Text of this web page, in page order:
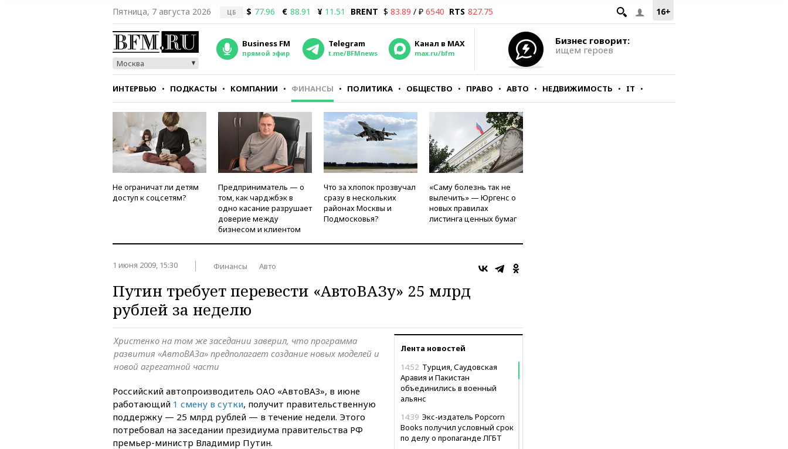
16+
Пятница, 7 августа 2026 ЦБ $ 77.96 € 88.91 ¥ 11.51 BRENT $ 83.89 / ₽ 6540 RTS 827.75
Москва
Business FM
прямой эфир
Telegram
t.me/BFMnews
Канал в MAX
max.ru/bfm
Бизнес говорит:
ищем героев
ИНТЕРВЬЮ ПОДКАСТЫ КОМПАНИИ ФИНАНСЫ ПОЛИТИКА ОБЩЕСТВО ПРАВО АВТО НЕДВИЖИМОСТЬ IT
СТИЛЬ ТЕСТЫ
Не ограничат ли детям
доступ к соцсетям?
Предприниматель — о
том, как чарджбэк в
одно касание разрушает
доверие между
бизнесом и клиентом
Что за хлопок прозвучал
сразу в нескольких
районах Москвы и
Подмосковья?
«Саму болезнь так не
вылечить» — Юргенс о
новых правилах
листинга ценных бумаг
1 июня 2009, 15:30 Финансы Авто
Путин требует перевести «АвтоВАЗу» 25 млрд
рублей за неделю
Лента новостей
14:52 Турция, Саудовская
Аравия и Пакистан
объединились в военный
альянс
14:39 Экс-издатель Popcorn
Books получил условный срок
по делу о пропаганде ЛГБТ
Христенко на том же заседании заверил, что программа
развития «АвтоВАЗа» предполагает создание новых моделей и
новой агрегатной части
Российский автопроизводитель ОАО «АвтоВАЗ», в июне
работающий 1 смену в сутки, получит правительственную
поддержку — 25 млрд рублей — в течение недели. Этого
потребовал на заседании президиума правительства РФ
премьер-министр Владимир Путин.